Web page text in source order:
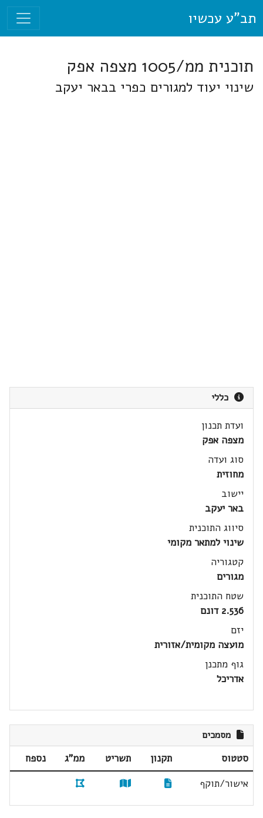
תב"ע עכשיו
תוכנית ממ/1005 מצפה אפק
שינוי יעוד למגורים כפרי בבאר יעקב
כללי
ועדת תכנון
מצפה אפק
סוג ועדה
מחוזית
יישוב
באר יעקב
סיווג התוכנית
שינוי למתאר מקומי
קטגוריה
מגורים
שטח התוכנית
2.536 דונם
יזם
מועצה מקומית/אזורית
גוף מתכנן
אדריכל
מסמכים
סטטוס תקנון תשריט ממ"ג
נספח
אישור/תוקף